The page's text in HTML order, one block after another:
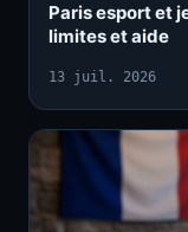
Paris esport et
limites et aide
13 juil. 2026